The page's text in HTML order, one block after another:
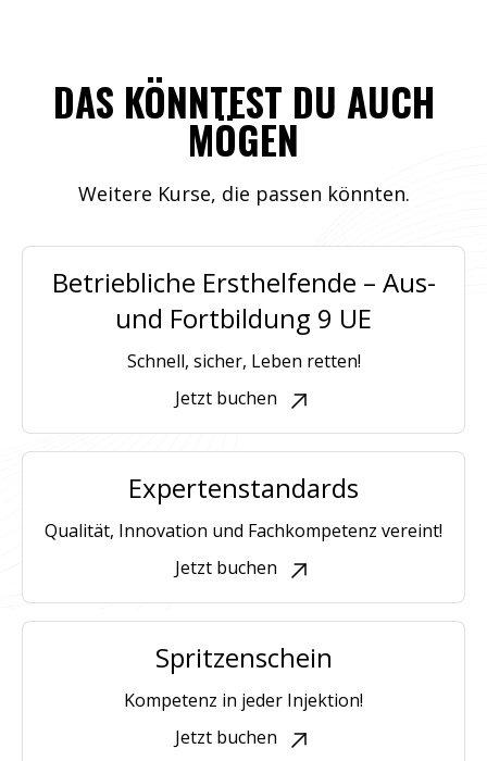
DAS KÖNNTEST DU AUCH
MÖGEN
Weitere Kurse, die passen könnten.
Betriebliche Ersthelfende – Aus-
und Fortbildung 9 UE
Schnell, sicher, Leben retten!
Jetzt buchen
Expertenstandards
Qualität, Innovation und Fachkompetenz vereint!
Jetzt buchen
Spritzenschein
Kompetenz in jeder Injektion!
Jetzt buchen